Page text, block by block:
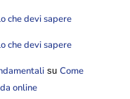
che devi sapere
che devi sapere
suCome
online